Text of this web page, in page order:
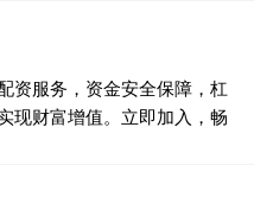
资服务，资金安全保障，杠
现财富增值。立即加入，畅